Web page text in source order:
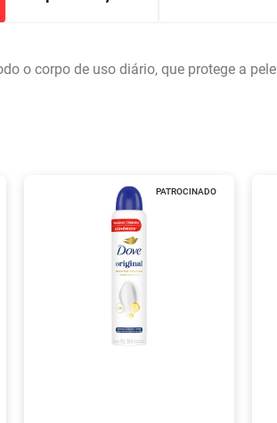
o corpo de uso diário, que protege a
PATROCINADO